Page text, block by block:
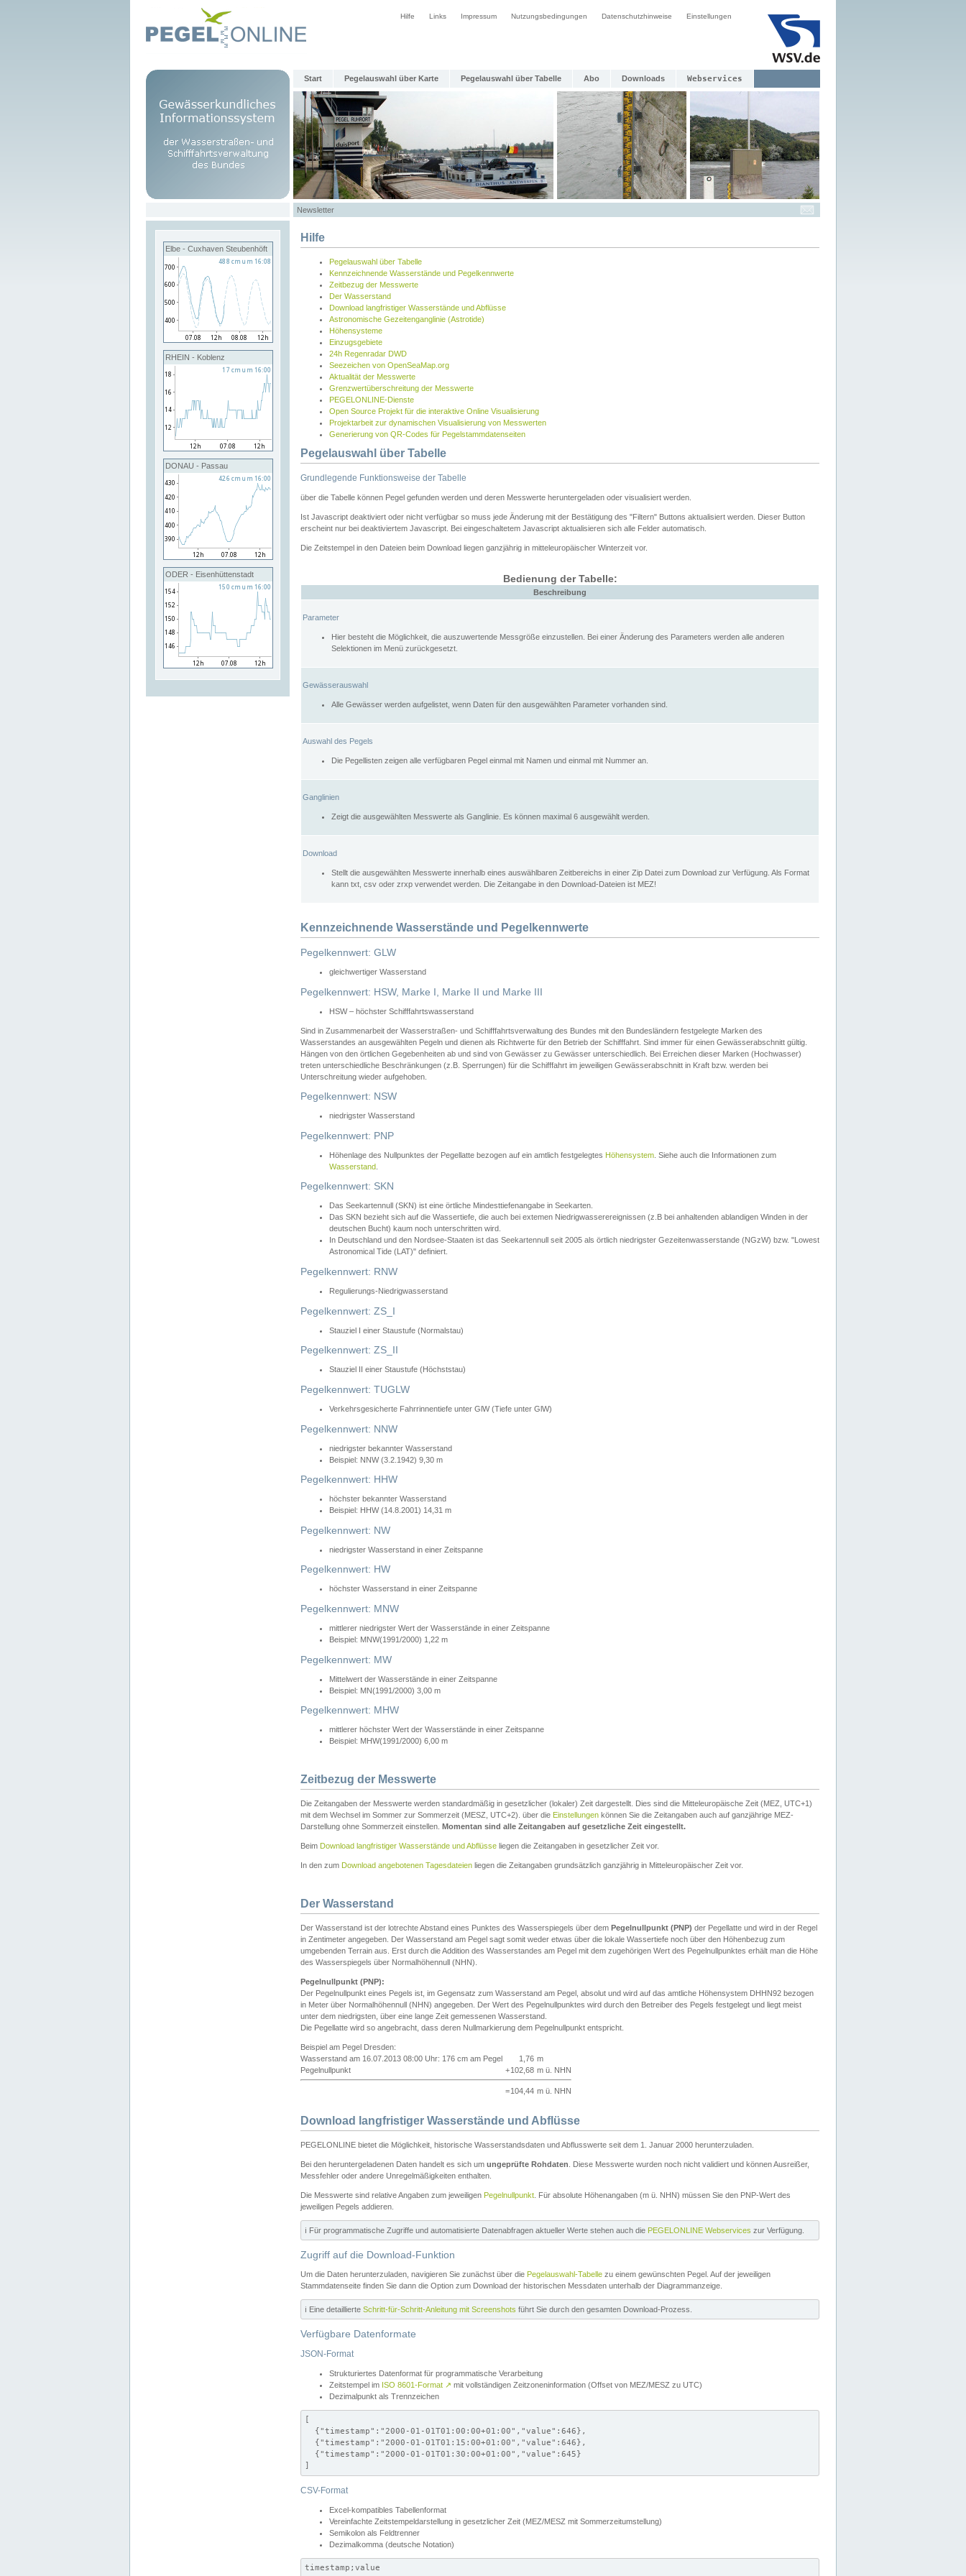
Hilfe Links Impressum Nutzungsbedingungen Datenschutzhinweise Einstellungen
Start Pegelauswahl über Karte Pegelauswahl über Tabelle Abo Downloads Webservices
Newsletter
Elbe - Cuxhaven Steubenhöft
RHEIN - Koblenz
DONAU - Passau
ODER - Eisenhüttenstadt
Hilfe
Pegelauswahl über Tabelle
Kennzeichnende Wasserstände und Pegelkennwerte
Zeitbezug der Messwerte
Der Wasserstand
Download langfristiger Wasserstände und Abflüsse
Astronomische Gezeitenganglinie (Astrotide)
Höhensysteme
Einzugsgebiete
24h Regenradar DWD
Seezeichen von OpenSeaMap.org
Aktualität der Messwerte
Grenzwertüberschreitung der Messwerte
PEGELONLINE-Dienste
Open Source Projekt für die interaktive Online Visualisierung
Projektarbeit zur dynamischen Visualisierung von Messwerten
Generierung von QR-Codes für Pegelstammdatenseiten
Pegelauswahl über Tabelle
Grundlegende Funktionsweise der Tabelle
über die Tabelle können Pegel gefunden werden und deren Messwerte heruntergeladen oder visualisiert werden.
Ist Javascript deaktiviert oder nicht verfügbar so muss jede Änderung mit der Bestätigung des "Filtern" Buttons aktualisiert werden. Dieser Button
erscheint nur bei deaktiviertem Javascript. Bei eingeschaltetem Javascript aktualisieren sich alle Felder automatisch.
Die Zeitstempel in den Dateien beim Download liegen ganzjährig in mitteleuropäischer Winterzeit vor.
Bedienung der Tabelle:
Beschreibung
Parameter
Hier besteht die Möglichkeit, die auszuwertende Messgröße einzustellen. Bei einer Änderung des Parameters werden alle anderen
Selektionen im Menü zurückgesetzt.
Gewässerauswahl
Alle Gewässer werden aufgelistet, wenn Daten für den ausgewählten Parameter vorhanden sind.
Auswahl des Pegels
Die Pegellisten zeigen alle verfügbaren Pegel einmal mit Namen und einmal mit Nummer an.
Ganglinien
Zeigt die ausgewählten Messwerte als Ganglinie. Es können maximal 6 ausgewählt werden.
Download
Stellt die ausgewählten Messwerte innerhalb eines auswählbaren Zeitbereichs in einer Zip Datei zum Download zur Verfügung. Als Format
kann txt, csv oder zrxp verwendet werden. Die Zeitangabe in den Download-Dateien ist MEZ!
Kennzeichnende Wasserstände und Pegelkennwerte
Pegelkennwert: GLW
gleichwertiger Wasserstand
Pegelkennwert: HSW, Marke I, Marke II und Marke III
HSW – höchster Schifffahrtswasserstand
Sind in Zusammenarbeit der Wasserstraßen- und Schifffahrtsverwaltung des Bundes mit den Bundesländern festgelegte Marken des
Wasserstandes an ausgewählten Pegeln und dienen als Richtwerte für den Betrieb der Schifffahrt. Sind immer für einen Gewässerabschnitt gültig.
Hängen von den örtlichen Gegebenheiten ab und sind von Gewässer zu Gewässer unterschiedlich. Bei Erreichen dieser Marken (Hochwasser)
treten unterschiedliche Beschränkungen (z.B. Sperrungen) für die Schifffahrt im jeweiligen Gewässerabschnitt in Kraft bzw. werden bei
Unterschreitung wieder aufgehoben.
Pegelkennwert: NSW
niedrigster Wasserstand
Pegelkennwert: PNP
Höhenlage des Nullpunktes der Pegellatte bezogen auf ein amtlich festgelegtes Höhensystem . Siehe auch die Informationen zum
Wasserstand
Pegelkennwert: SKN
Das Seekartennull (SKN) ist eine örtliche Mindesttiefenangabe in Seekarten.
Das SKN bezieht sich auf die Wassertiefe, die auch bei extemen Niedrigwasserereignissen (z.B bei anhaltenden ablandigen Winden in der
deutschen Bucht) kaum noch unterschritten wird.
In Deutschland und den Nordsee-Staaten ist das Seekartennull seit 2005 als örtlich niedrigster Gezeitenwasserstande (NGzW) bzw. "Lowest
Astronomical Tide (LAT)" definiert.
Pegelkennwert: RNW
Regulierungs-Niedrigwasserstand
Pegelkennwert: ZS_I
Stauziel I einer Staustufe (Normalstau)
Pegelkennwert: ZS_II
Stauziel II einer Staustufe (Höchststau)
Pegelkennwert: TUGLW
Verkehrsgesicherte Fahrrinnentiefe unter GlW (Tiefe unter GlW)
Pegelkennwert: NNW
niedrigster bekannter Wasserstand
Beispiel: NNW (3.2.1942) 9,30 m
Pegelkennwert: HHW
höchster bekannter Wasserstand
Beispiel: HHW (14.8.2001) 14,31 m
Pegelkennwert: NW
niedrigster Wasserstand in einer Zeitspanne
Pegelkennwert: HW
höchster Wasserstand in einer Zeitspanne
Pegelkennwert: MNW
mittlerer niedrigster Wert der Wasserstände in einer Zeitspanne
Beispiel: MNW(1991/2000) 1,22 m
Pegelkennwert: MW
Mittelwert der Wasserstände in einer Zeitspanne
Beispiel: MN(1991/2000) 3,00 m
Pegelkennwert: MHW
mittlerer höchster Wert der Wasserstände in einer Zeitspanne
Beispiel: MHW(1991/2000) 6,00 m
Zeitbezug der Messwerte
Die Zeitangaben der Messwerte werden standardmäßig in gesetzlicher (lokaler) Zeit dargestellt. Dies sind die Mitteleuropäische Zeit (MEZ, UTC+1)
mit dem Wechsel im Sommer zur Sommerzeit (MESZ, UTC+2). über die Einstellungen können Sie die Zeitangaben auch auf ganzjährige MEZ-
Darstellung ohne Sommerzeit einstellen. Momentan sind alle Zeitangaben auf gesetzliche Zeit eingestellt.
Beim Download langfristiger Wasserstände und Abflüsse liegen die Zeitangaben in gesetzlicher Zeit vor.
In den zum Download angebotenen Tagesdateien liegen die Zeitangaben grundsätzlich ganzjährig in Mitteleuropäischer Zeit vor.
Der Wasserstand
Der Wasserstand ist der lotrechte Abstand eines Punktes des Wasserspiegels über dem Pegelnullpunkt (PNP) der Pegellatte und wird in der Regel
in Zentimeter angegeben. Der Wasserstand am Pegel sagt somit weder etwas über die lokale Wassertiefe noch über den Höhenbezug zum
umgebenden Terrain aus. Erst durch die Addition des Wasserstandes am Pegel mit dem zugehörigen Wert des Pegelnullpunktes erhält man die Höhe
des Wasserspiegels über Normalhöhennull (NHN).
Pegelnullpunkt (PNP):
Der Pegelnullpunkt eines Pegels ist, im Gegensatz zum Wasserstand am Pegel, absolut und wird auf das amtliche Höhensystem DHHN92 bezogen
in Meter über Normalhöhennull (NHN) angegeben. Der Wert des Pegelnullpunktes wird durch den Betreiber des Pegels festgelegt und liegt meist
unter dem niedrigsten, über eine lange Zeit gemessenen Wasserstand.
Die Pegellatte wird so angebracht, dass deren Nullmarkierung dem Pegelnullpunkt entspricht.
Beispiel am Pegel Dresden:
Wasserstand am 16.07.2013 08:00 Uhr: 176 cm am Pegel
1,76 m
Pegelnullpunkt
+102,68 m ü. NHN
=104,44 m ü. NHN
Download langfristiger Wasserstände und Abflüsse
PEGELONLINE bietet die Möglichkeit, historische Wasserstandsdaten und Abflusswerte seit dem 1. Januar 2000 herunterzuladen.
Bei den heruntergeladenen Daten handelt es sich um ungeprüfte Rohdaten . Diese Messwerte wurden noch nicht validiert und können Ausreißer,
Messfehler oder andere Unregelmäßigkeiten enthalten.
Die Messwerte sind relative Angaben zum jeweiligen Pegelnullpunkt . Für absolute Höhenangaben (m ü. NHN) müssen Sie den PNP-Wert des
jeweiligen Pegels addieren.
ℹ️ Für programmatische Zugriffe und automatisierte Datenabfragen aktueller Werte stehen auch die PEGELONLINE Webservices zur Verfügung.
Zugriff auf die Download-Funktion
Um die Daten herunterzuladen, navigieren Sie zunächst über die Pegelauswahl-Tabelle zu einem gewünschten Pegel. Auf der jeweiligen
Stammdatenseite finden Sie dann die Option zum Download der historischen Messdaten unterhalb der Diagrammanzeige.
ℹ️ Eine detaillierte Schritt-für-Schritt-Anleitung mit Screenshots führt Sie durch den gesamten Download-Prozess.
Verfügbare Datenformate
JSON-Format
Strukturiertes Datenformat für programmatische Verarbeitung
Zeitstempel im ISO 8601-Format ↗ mit vollständigen Zeitzoneninformation (Offset von MEZ/MESZ zu UTC)
Dezimalpunkt als Trennzeichen
[
  {"timestamp":"2000-01-01T01:00:00+01:00","value":646},
  {"timestamp":"2000-01-01T01:15:00+01:00","value":646},
  {"timestamp":"2000-01-01T01:30:00+01:00","value":645}
]
CSV-Format
Excel-kompatibles Tabellenformat
Vereinfachte Zeitstempeldarstellung in gesetzlicher Zeit (MEZ/MESZ mit Sommerzeitumstellung)
Semikolon als Feldtrenner
Dezimalkomma (deutsche Notation)
timestamp;value